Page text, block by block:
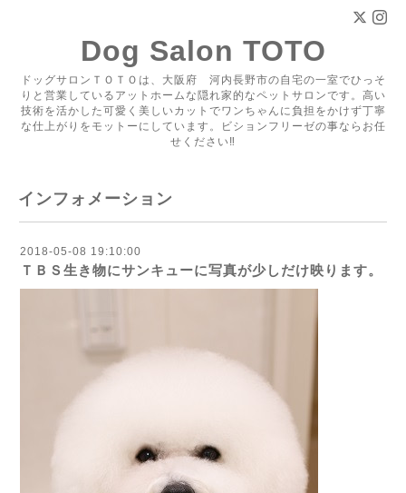
Dog Salon TOTO
ドッグサロンＴＯＴＯは、大阪府 河内長野市の自宅の一室でひっそ
りと営業しているアットホームな隠れ家的なペットサロンです。高い
技術を活かした可愛く美しいカットでワンちゃんに負担をかけず丁寧
な仕上がりをモットーにしています。ビションフリーゼの事ならお任
せください‼
インフォメーション
2018-05-08 19:10:00
ＴＢＳ生き物にサンキューに写真が少しだけ映ります。